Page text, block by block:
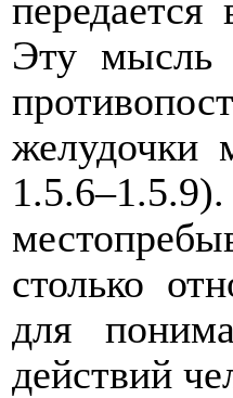
Эту мысль
желудочки
столько
для
действий